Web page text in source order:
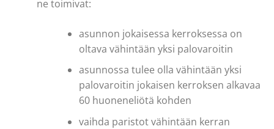
ne toimivat:
asunnon jokaisessa kerroksessa on
oltava vähintään yksi palovaroitin
asunnossa tulee olla vähintään yksi
palovaroitin jokaisen kerroksen alkavaa
60 huoneneliötä kohden
vaihda paristot vähintään kerran